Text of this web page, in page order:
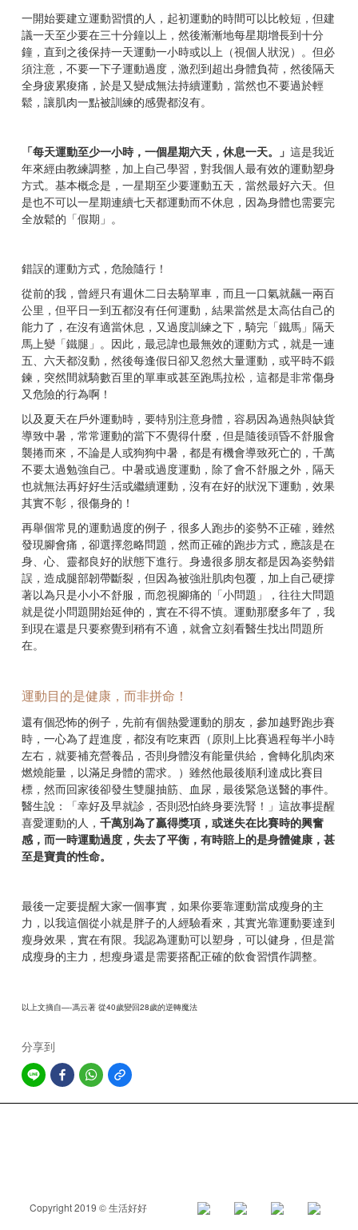
一開始要建立運動習慣的人，起初運動的時間可以比較短，但建
議一天至少要在三十分鐘以上，然後漸漸地每星期增長到十分
鐘，直到之後保持一天運動一小時或以上（視個人狀況）。但必
須注意，不要一下子運動過度，激烈到超出身體負荷，然後隔天
全身疲累痠痛，於是又變成無法持續運動，當然也不要過於輕
鬆，讓肌肉一點被訓練的感覺都沒有。
「每天運動至少一小時，一個星期六天，休息一天。」 這是我近
年來經由教練調整，加上自己學習，對我個人最有效的運動塑身
方式。基本概念是，一星期至少要運動五天，當然最好六天。但
是也不可以一星期連續七天都運動而不休息，因為身體也需要完
全放鬆的「假期」。
錯誤的運動方式，危險隨行！
從前的我，曾經只有週休二日去騎單車，而且一口氣就飆一兩百
公里，但平日一到五都沒有任何運動，結果當然是太高估自己的
能力了，在沒有適當休息，又過度訓練之下，騎完「鐵馬」隔天
馬上變「鐵腿」。因此，最忌諱也最無效的運動方式，就是一連
五、六天都沒動，然後每逢假日卻又忽然大量運動，或平時不鍛
鍊，突然間就騎數百里的單車或甚至跑馬拉松，這都是非常傷身
又危險的行為啊！
以及夏天在戶外運動時，要特別注意身體，容易因為過熱與缺貨
導致中暑，常常運動的當下不覺得什麼，但是隨後頭昏不舒服會
襲捲而來，不論是人或狗狗中暑，都是有機會導致死亡的，千萬
不要太過勉強自己。中暑或過度運動，除了會不舒服之外，隔天
也就無法再好好生活或繼續運動，沒有在好的狀況下運動，效果
其實不彰，很傷身的！
再舉個常見的運動過度的例子，很多人跑步的姿勢不正確，雖然
發現腳會痛，卻選擇忽略問題，然而正確的跑步方式，應該是在
身、心、靈都良好的狀態下進行。身邊很多朋友都是因為姿勢錯
誤，造成腿部韌帶斷裂，但因為被強壯肌肉包覆，加上自己硬撐
著以為只是小小不舒服，而忽視腳痛的「小問題」，往往大問題
就是從小問題開始延伸的，實在不得不慎。運動那麼多年了，我
到現在還是只要察覺到稍有不適，就會立刻看醫生找出問題所
在。
運動目的是健康，而非拼命！
還有個恐怖的例子，先前有個熱愛運動的朋友，參加越野跑步賽
時，一心為了趕進度，都沒有吃東西（原則上比賽過程每半小時
左右，就要補充營養品，否則身體沒有能量供給，會轉化肌肉來
燃燒能量，以滿足身體的需求。）雖然他最後順利達成比賽目
標，然而回家後卻發生雙腿抽筋、血尿，最後緊急送醫的事件。
醫生說：「幸好及早就診，否則恐怕終身要洗腎！」這故事提醒
喜愛運動的人， 千萬別為了贏得獎項，或迷失在比賽時的興奮
感，而一時運動過度，失去了平衡，有時賠上的是身體健康，甚
至是寶貴的性命。
最後一定要提醒大家一個事實，如果你要靠運動當成瘦身的主
力，以我這個從小就是胖子的人經驗看來，其實光靠運動要達到
瘦身效果，實在有限。我認為運動可以塑身，可以健身，但是當
成瘦身的主力，想瘦身還是需要搭配正確的飲食習慣作調整。
以上文摘自—-馮云著 從40歲變回28歲的逆轉魔法
分享到
Copyright 2019 © 生活好好